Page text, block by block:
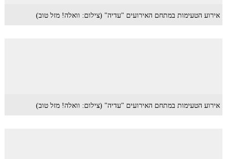
אירוע הטעימות במתחם האירועים "עדיה" (צילום: וואלה! מזל טוב)
אירוע הטעימות במתחם האירועים "עדיה" (צילום: וואלה! מזל טוב)